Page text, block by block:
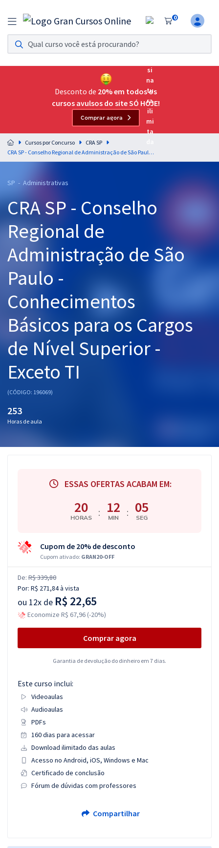
0
Assinatura Ilimitada 11
Acesso a todos os cursos. Teste grátis por 7 dias!
Assinatura OAB Até Passar
Acesso ilimitado a toda preparação para o Exame da
Residências Multiprofissionais
Preparação completa e intensiva para as principais
residências em saúde do Brasil
Cursos 20% OFF
Pós
Graduação
OAB
Mentorias
Questões grátis
Conteúdo gratuito
Aprovados
Desconto de 20% em todos os
cursos avulsos do site SÓ HOJE!
Comprar agora
Cursos por Concurso
CRA SP
CRA SP - Conselho Regional de Administração de São Paulo - Conhecimentos Básicos para os Cargos de Nível Superior - Exceto TI
SP - Administrativas
CRA SP - Conselho
Regional de
Administração de São
Paulo -
Conhecimentos
Básicos para os Cargos
de Nível Superior -
Exceto TI
(CÓDIGO: 196069)
253
Horas de aula
ESSAS OFERTAS ACABAM EM:
20
HORAS : 12
MIN : 04
SEG
Cupom de 20% de desconto
Cupom ativado: GRAN20-OFF
De: R$ 339,80
Por: R$ 271,84à vista
ou 12x de R$ 22,65
Economize R$ 67,96 (-20%)
Comprar agora
Garantia de devolução do dinheiro em 7 dias.
Este curso inclui:
Videoaulas
Audioaulas
PDFs
160 dias para acessar
Download ilimitado das aulas
Acesso no Android, iOS, Windows e Mac
Certificado de conclusão
Fórum de dúvidas com professores
Compartilhar